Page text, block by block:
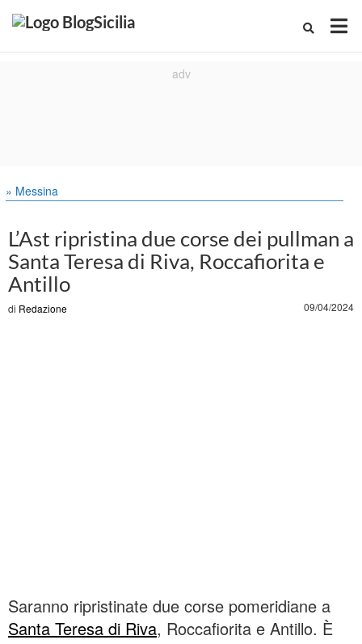
» Messina
L’Ast ripristina due corse dei pullman a
Santa Teresa di Riva, Roccafiorita e
Antillo
di Redazione 09/04/2024
Saranno ripristinate due corse pomeridiane a
Santa Teresa di Riva, Roccafiorita e Antillo. È